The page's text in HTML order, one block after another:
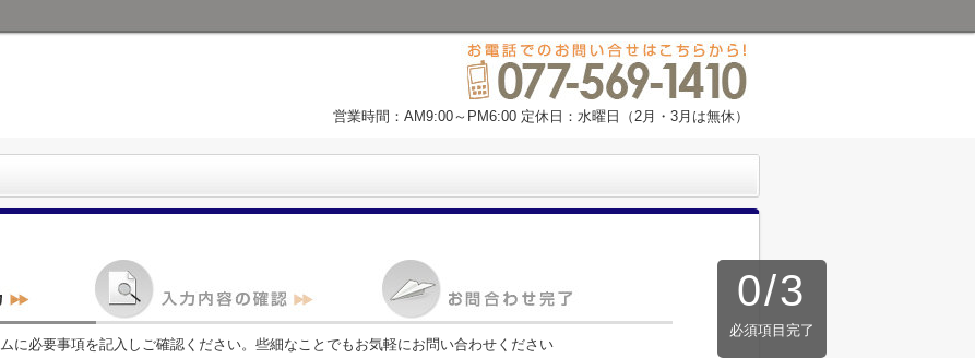
営業時間：AM9:00～PM6:00 定休日：水曜日（2月・3月は無休）
0/3
必須項目完了
に必要事項を記入しご確認ください。些細なことでもお気軽にお問い合わせください